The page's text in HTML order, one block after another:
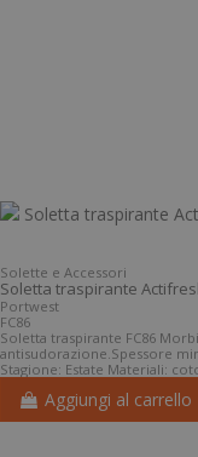
Solette e Accessori
Soletta traspirante
Portwest
FC86
Soletta traspirante FC86
antisudorazione.Spessore
Stagione: Estate Materiali:
Aggiungi al carrello